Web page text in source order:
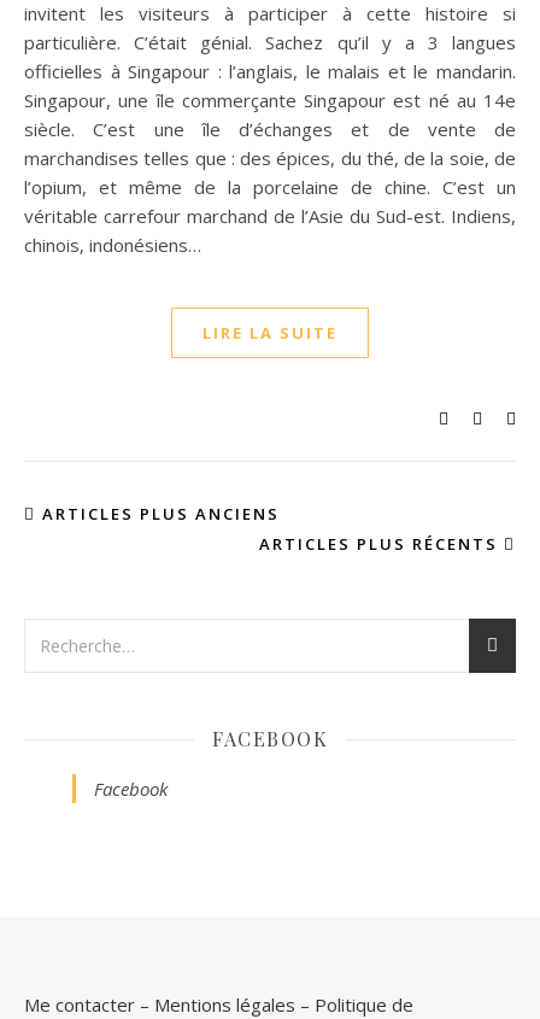
invitent les visiteurs à participer à cette histoire si
particulière. C’était génial. Sachez qu’il y a 3 langues
officielles à Singapour : l’anglais, le malais et le mandarin.
Singapour, une île commerçante Singapour est né au 14e
siècle. C’est une île d’échanges et de vente de
marchandises telles que : des épices, du thé, de la soie, de
l’opium, et même de la porcelaine de chine. C’est un
véritable carrefour marchand de l’Asie du Sud-est. Indiens,
chinois, indonésiens…
LIRE LA SUITE
ARTICLES PLUS ANCIENS
ARTICLES PLUS RÉCENTS
FACEBOOK
Facebook
Me contacter – Mentions légales – Politique de